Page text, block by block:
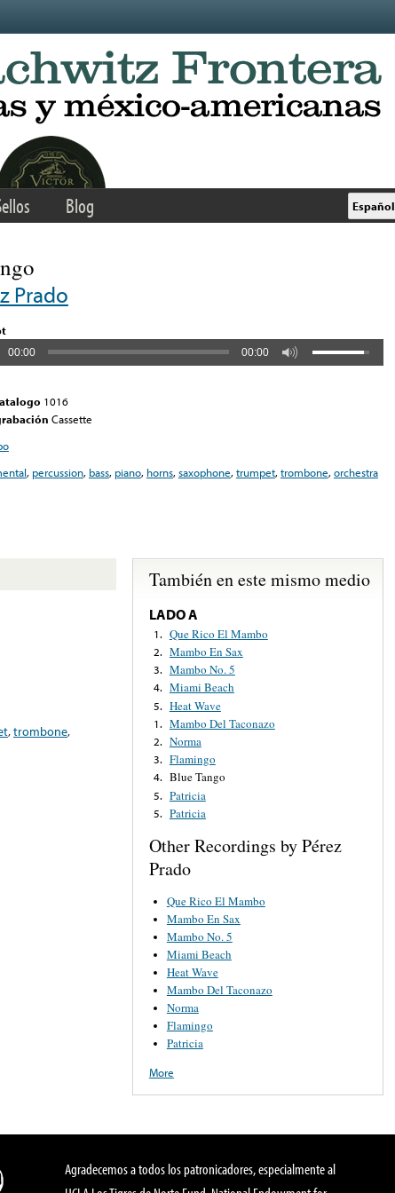
Blog Español
Prado
00:00 00:00
1016
Cassette
, percussion, bass, piano, horns,saxophone,trumpet,trombone,orchestra
,trombone,
También en este mismo medio
LADO A
1. Que Rico El Mambo
2. Mambo En Sax
3. Mambo No. 5
4. Miami Beach
5. Heat Wave
1. Mambo Del Taconazo
2. Norma
3. Flamingo
4. Blue Tango
5. Patricia
5. Patricia
Other Recordings by Pérez
Prado
Que Rico El Mambo
Mambo En Sax
Mambo No. 5
Miami Beach
Heat Wave
Mambo Del Taconazo
Norma
Flamingo
Patricia
More
Agradecemos a todos los patronicadores, especialmente al